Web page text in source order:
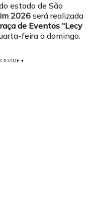
estado de São
2026será realizada
de Eventos “Lecy
feira a domingo.
▾